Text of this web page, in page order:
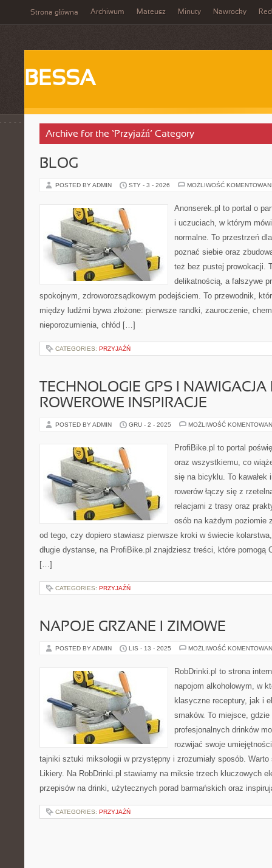
Strona główna Archiwum Mateusz Minuty Nawrocky
BESSA
Archive for the ‘Przyjaźń’ Category
BLOG
POSTED BY ADMIN STY - 3 - 2026 MOŻLIWOŚĆ
Anonserek.pl to portal o
i uczuciach, w którym
normalne. To przestrzeń
poznać siebie oraz
też bez pustej prowokacji.
delikatnością, a fałszywe
spokojnym, zdroworozsądkowym podejściem. To przewodnik,
między ludźmi bywa złożone: pierwsze randki, zauroczenie,
nieporozumienia, chłód […]
CATEGORIES: PRZYJAŹŃ
TECHNOLOGIE GPS I
ROWEROWE INSPIRACJE
POSTED BY ADMIN GRU - 2 - 2025 MOŻLIWOŚĆ
ProfiBike.pl to portal
oraz wszystkiemu, co
się na bicyklu. To kawałek
rowerów łączy się z
relacjami z trasy oraz
osób na każdym poziomie
od tego, czy dopiero stawiasz pierwsze kroki w świecie
długie dystanse, na ProfiBike.pl znajdziesz treści, które pomogą
[…]
CATEGORIES: PRZYJAŹŃ
NAPOJE GRZANE I ZIMOWE
POSTED BY ADMIN LIS - 13 - 2025 MOŻLIWOŚĆ
RobDrinki.pl to strona
napojom alkoholowym, w
klasyczne receptury, jak i
smaków. To miejsce,
profesjonalnych drinków
rozwijać swoje
tajniki sztuki miksologii w przystępny i zrozumiały sposób. Warto
Likiery. Na RobDrinki.pl stawiamy na miksie trzech kluczowych
przepisów na drinki, użytecznych porad barmańskich oraz
CATEGORIES: PRZYJAŹŃ